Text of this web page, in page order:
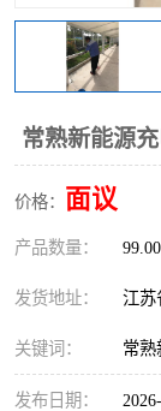
常熟新能源
价格： 面议
产品数量：
发货地址： 江苏
关键词： 常熟
发布日期：